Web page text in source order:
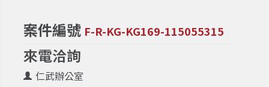
案件編號 F-R-KG-KG169-115055315
來電洽詢
仁武辦公室